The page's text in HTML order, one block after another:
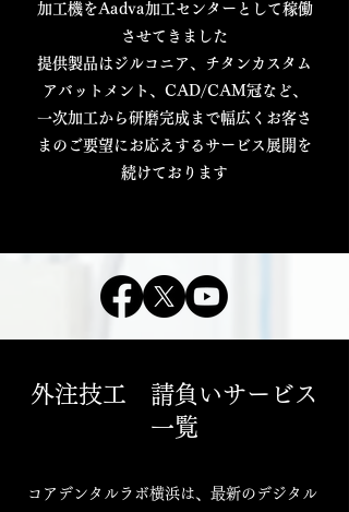
加工機をAadva加工センターとして稼働
させてきました
提供製品はジルコニア、チタンカスタム
アバットメント、CAD/CAM冠など、
一次加工から研磨完成まで幅広くお客さ
まのご要望にお応えするサービス展開を
続けております
外注技工 請負いサービス
一覧
コアデンタルラボ横浜は、最新のデジタル